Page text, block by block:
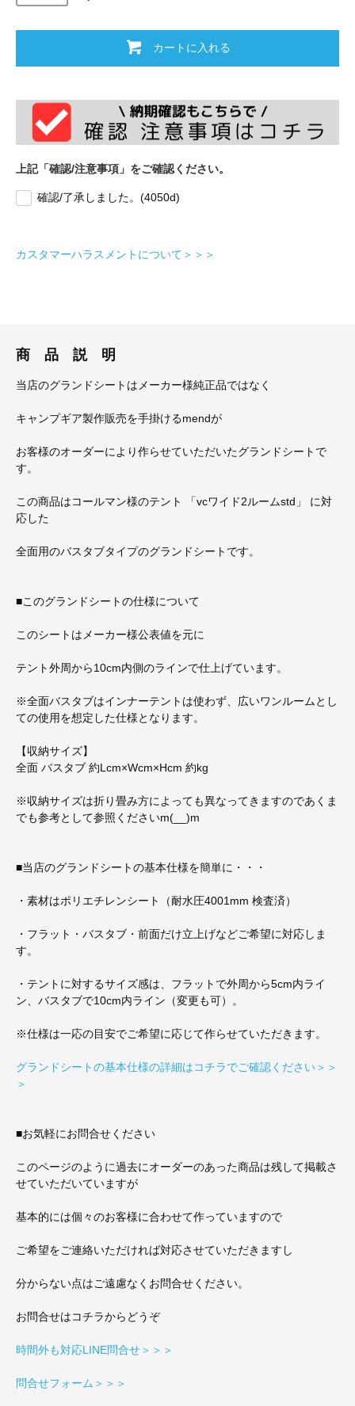
カートに入れる
上記「確認/注意事項」をご確認ください。
確認/了承しました。(4050d)
カスタマーハラスメントについて＞＞＞
商 品 説 明
当店のグランドシートはメーカー様純正品ではなく
キャンプギア製作販売を手掛けるmendが
お客様のオーダーにより作らせていただいたグランドシートで
す。
この商品はコールマン様のテント 「vcワイド2ルームstd」 に対
応した
全面用のバスタブタイプのグランドシートです。
■このグランドシートの仕様について
このシートはメーカー様公表値を元に
テント外周から10cm内側のラインで仕上げています。
※全面バスタブはインナーテントは使わず、広いワンルームとし
ての使用を想定した仕様となります。
【収納サイズ】
全面 バスタブ 約Lcm×Wcm×Hcm 約kg
※収納サイズは折り畳み方によっても異なってきますのであくま
でも参考として参照くださいm(__)m
■当店のグランドシートの基本仕様を簡単に・・・
・素材はポリエチレンシート（耐水圧4001mm 検査済）
・フラット・バスタブ・前面だけ立上げなどご希望に対応しま
す。
・テントに対するサイズ感は、フラットで外周から5cm内ライ
ン、バスタブで10cm内ライン（変更も可）。
※仕様は一応の目安でご希望に応じて作らせていただきます。
グランドシートの基本仕様の詳細はコチラでご確認ください＞＞
＞
■お気軽にお問合せください
このページのように過去にオーダーのあった商品は残して掲載さ
せていただいていますが
基本的には個々のお客様に合わせて作っていますので
ご希望をご連絡いただければ対応させていただきますし
分からない点はご遠慮なくお問合せください。
お問合せはコチラからどうぞ
時間外も対応LINE問合せ＞＞＞
問合せフォーム＞＞＞